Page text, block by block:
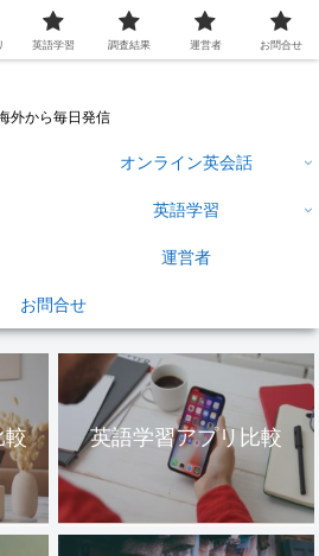
学習ひろば
外から毎日発信
オンライン英会話
英語学習
運営者
お問合せ
較 英語学習アプリ比較
英語学習 調査結果 運営者 お問合せ